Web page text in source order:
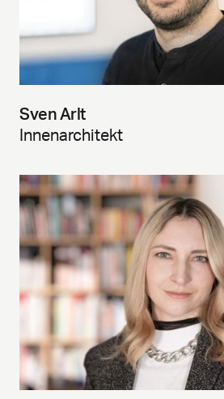
Sven Arlt
Innenarchitekt